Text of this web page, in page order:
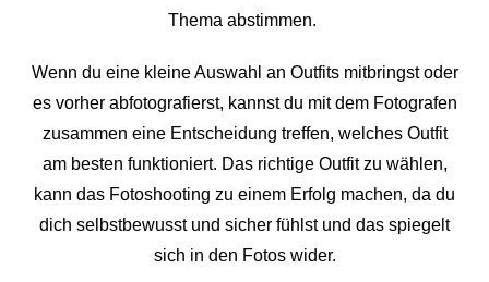
Thema abstimmen.
Wenn du eine kleine Auswahl an Outfits mitbringst oder
es vorher abfotografierst, kannst du mit dem Fotografen
zusammen eine Entscheidung treffen, welches Outfit
am besten funktioniert. Das richtige Outfit zu wählen,
kann das Fotoshooting zu einem Erfolg machen, da du
dich selbstbewusst und sicher fühlst und das spiegelt
sich in den Fotos wider.